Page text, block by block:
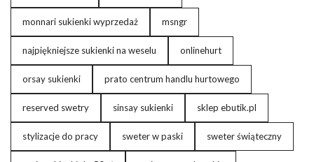
monnari sukienki wyprzedaż msngr
najpiękniejsze sukienki na weselu onlinehurt
orsay sukienki prato centrum handlu hurtowego
reserved swetry sinsay sukienki sklep ebutik.pl
stylizacje do pracy sweter w paski sweter świąteczny